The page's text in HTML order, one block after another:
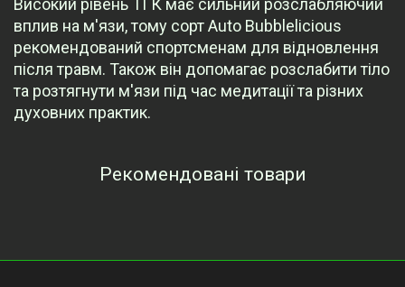
Високий рівень ТГК має сильний розслабляючий
вплив на м'язи, тому сорт Auto Bubblelicious
рекомендований спортсменам для відновлення
після травм. Також він допомагає розслабити тіло
та розтягнути м'язи під час медитації та різних
духовних практик.
Рекомендовані товари